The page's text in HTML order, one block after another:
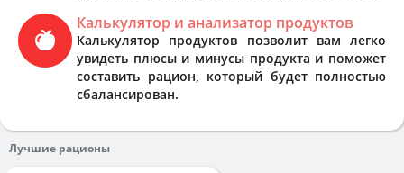
Калькулятор и анализатор продуктов
Калькулятор продуктов позволит вам легко
увидеть плюсы и минусы продукта и поможет
составить рацион, который будет полностью
сбалансирован.
Лучшие рационы